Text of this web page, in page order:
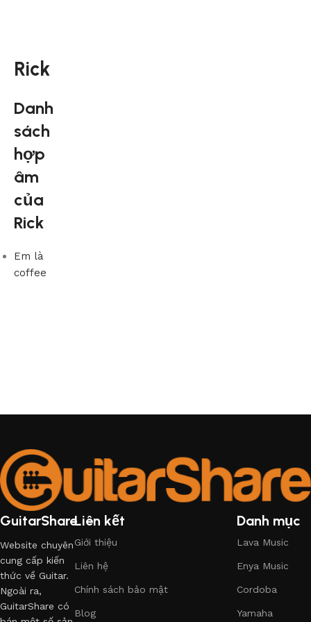
Rick
Danh
sách
hợp
âm
của
Rick
Em là
coffee
GuitarShare
Website chuyên
cung cấp kiến
thức về Guitar.
Ngoài ra,
GuitarShare có
Liên kết
Giới thiệu
Liên hệ
Chính sách bảo mật
Blog
Danh mục
Lava Music
Enya Music
Cordoba
Yamaha